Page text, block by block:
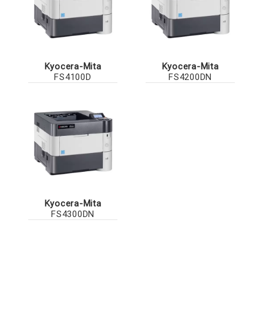
Kyocera-Mita
FS4100D
Kyocera-Mita
FS4200DN
Kyocera-Mita
FS4300DN